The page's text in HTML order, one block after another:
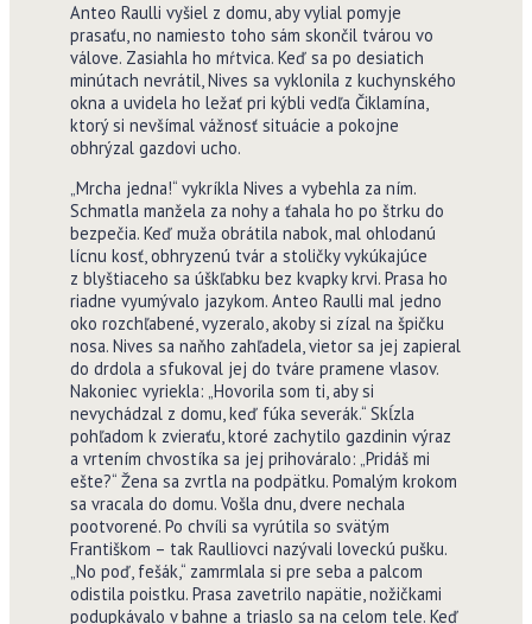
Anteo Raulli vyšiel z domu, aby vylial pomyje
prasaťu, no namiesto toho sám skončil tvárou vo
válove. Zasiahla ho mŕtvica. Keď sa po desiatich
minútach nevrátil, Nives sa vyklonila z kuchynského
okna a uvidela ho ležať pri kýbli vedľa Čiklamína,
ktorý si nevšímal vážnosť situácie a pokojne
obhrýzal gazdovi ucho.
„Mrcha jedna!“ vykríkla Nives a vybehla za ním.
Schmatla manžela za nohy a ťahala ho po štrku do
bezpečia. Keď muža obrátila nabok, mal ohlodanú
lícnu kosť, obhryzenú tvár a stoličky vykúkajúce
z blyštiaceho sa úškľabku bez kvapky krvi. Prasa ho
riadne vy­umývalo jazykom. Anteo Raulli mal jedno
oko rozchľabené, vyzeralo, akoby si zízal na špičku
nosa. Nives sa naňho zahľadela, vietor sa jej zapieral
do drdola a sfukoval jej do tváre pramene vlasov.
Nakoniec vyriekla: „Hovorila som ti, aby si
nevychádzal z domu, keď fúka severák.“ Skĺzla
pohľadom k zvieraťu, ktoré zachytilo gazdinin výraz
a vrtením chvostíka sa jej prihováralo: „Pridáš mi
ešte?“ Žena sa zvrtla na podpätku. Pomalým krokom
sa vracala do domu. Vošla dnu, dvere nechala
pootvorené. Po chvíli sa vyrútila so svätým
Františkom – tak Raulliovci nazývali loveckú pušku.
„No poď, fešák,“ zamrmlala si pre seba a palcom
odistila poistku. Prasa zavetrilo napätie, nožičkami
podupkávalo v bahne a triaslo sa na celom tele. Keď